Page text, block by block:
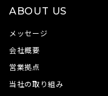
ABOUT US
メッセージ
会社概要
営業拠点
当社の取り組み